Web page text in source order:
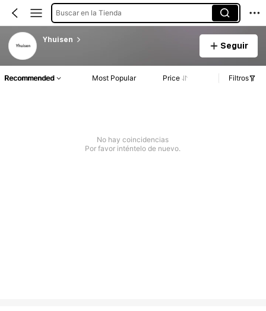
Buscar en la Tienda
Yhuisen
Seguir
Recommended Most Popular Price Filtros
No hay coincidencias
Por favor inténtelo de nuevo.